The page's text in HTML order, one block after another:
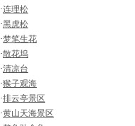
·连理松
·黑虎松
·梦笔生花
·散花坞
·清凉台
·猴子观海
·排云亭景区
·黄山天海景区